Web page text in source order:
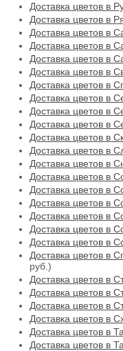
Доставка цветов в
Доставка цветов в
Доставка цветов в
Доставка цветов в
Доставка цветов в
Доставка цветов в
Доставка цветов в
Доставка цветов в
Доставка цветов в
Доставка цветов в
Доставка цветов в
Доставка цветов в
Доставка цветов в
Доставка цветов в
Доставка цветов в
Доставка цветов в
Доставка цветов в
Доставка цветов в
Доставка цветов в
Доставка цветов в
руб.)
Доставка цветов в
Доставка цветов в
Доставка цветов в
Доставка цветов в
Доставка цветов в
Доставка цветов в